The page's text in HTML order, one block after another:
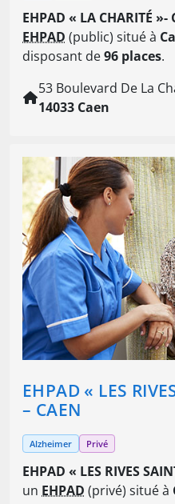
EHPAD « LA CHARITÉ »-
EHPAD (public) situé à
disposant de96 places.
53 Boulevard De La
14033 Caen
EHPAD « LES
– CAEN
Alzheimer Privé
EHPAD « LES RIVES
un EHPAD (privé) situé à